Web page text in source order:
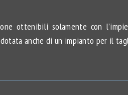
ottenibili solamente con
anche di un impianto per il